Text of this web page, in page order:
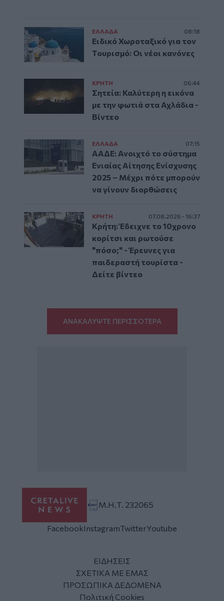
ΕΛΛAΔΑ 08:18
Ειδικό Χωροταξικό για τον
Τουρισμό: Οι νέοι κανόνες
ΚΡΗΤΗ 06:44
Σητεία: Καλύτερη η εικόνα
με την φωτιά στα Αχλάδια -
Βίντεο
ΕΛΛAΔΑ 07:15
ΑΑΔΕ: Ανοιχτό το σύστημα
Ενιαίας Αίτησης Ενίσχυσης
2025 – Μέχρι πότε μπορούν
να γίνουν διορθώσεις
ΚΡΗΤΗ 07.08.2026 - 16:37
Κρήτη: Έδειχνε το 10χρονο
κορίτσι και ρωτούσε
"πόσο;" - Έρευνες για
παιδεραστή τουρίστα -
Δείτε βίντεο
ΑΝΑΚΑΛΥΨΤΕ ΠΕΡΙΣΣΟΤΕΡΑ
Μ.Η.Τ. 232065
FacebookInstagramTwitterYoutube
ΕΙΔΗΣΕΙΣ
ΣΧΕΤΙΚΑ ΜΕ ΕΜΑΣ
ΠΡΟΣΩΠΙΚΑ ΔΕΔΟΜΕΝΑ
Πολιτική Cookies